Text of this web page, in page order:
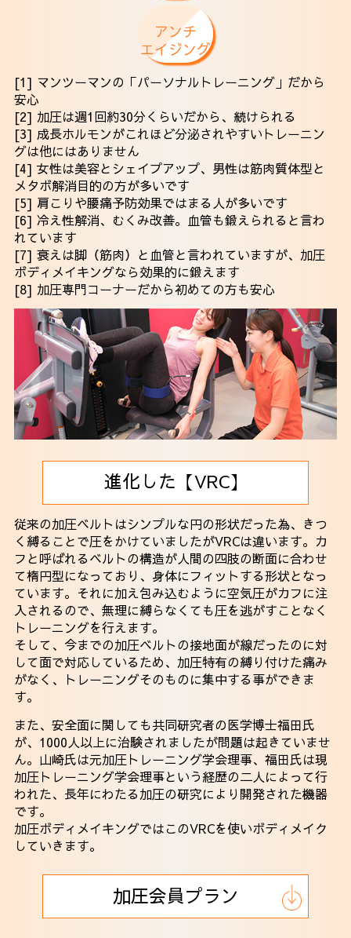
アンチ
エイジング
[1] マンツーマンの「パーソナルトレーニング」だから
安心
[2] 加圧は週1回約30分くらいだから、続けられる
[3] 成長ホルモンがこれほど分泌されやすいトレーニン
グは他にはありません
[4] 女性は美容とシェイプアップ、男性は筋肉質体型と
メタボ解消目的の方が多いです
[5] 肩こりや腰痛予防効果ではまる人が多いです
[6] 冷え性解消、むくみ改善。血管も鍛えられると言わ
れています
[7] 衰えは脚（筋肉）と血管と言われていますが、加圧
ボディメイキングなら効果的に鍛えます
[8] 加圧専門コーナーだから初めての方も安心
進化した【VRC】
従来の加圧ベルトはシンプルな円の形状だった為、きつ
く縛ることで圧をかけていましたがVRCは違います。カ
フと呼ばれるベルトの構造が人間の四肢の断面に合わせ
て楕円型になっており、身体にフィットする形状となっ
ています。それに加え包み込むように空気圧がカフに注
入されるので、無理に縛らなくても圧を逃がすことなく
トレーニングを行えます。
そして、今までの加圧ベルトの接地面が線だったのに対
して面で対応しているため、加圧特有の縛り付けた痛み
がなく、トレーニングそのものに集中する事ができま
す。
また、安全面に関しても共同研究者の医学博士福田氏
が、1000人以上に治験されましたが問題は起きていませ
ん。山崎氏は元加圧トレーニング学会理事、福田氏は現
加圧トレーニング学会理事という経歴の二人によって行
われた、長年にわたる加圧の研究により開発された機器
です。
加圧ボディメイキングではこのVRCを使いボディメイク
していきます。
加圧会員プラン